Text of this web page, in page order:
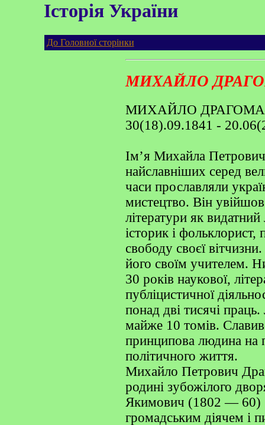
Історія України
До Головної сторінки
МИХАЙЛО
МИХАЙЛО
30(18).09.1841 -
Ім’я Михайла
найславніших серед
часи прославляли
мистецтво. Він увійшов
літератури як видатний
історик і фольклорист,
свободу своєї
його своїм учителем.
30 років наукової,
публіцистичної
понад дві тисячі
майже 10 томів.
принципова людина на
політичного життя.
Михайло Петрович
родині зубожілого
Якимович (1802 — 60)
громадським діячем і